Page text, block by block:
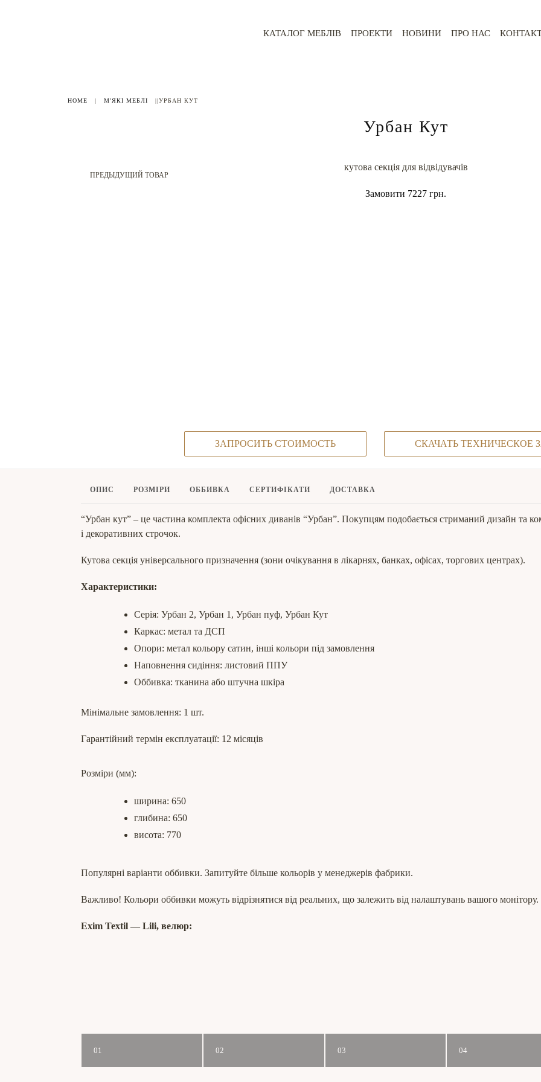
КАТАЛОГ МЕБЛІВ ПРОЕКТИ НОВИНИ ПРО НАС
HOME | М'ЯКІ МЕБЛІ ||УРБАН КУТ
Урбан Кут
ЗАПРОСИТЬ СТОИМОСТЬ СКАЧАТЬ ТЕХНИЧЕСКОЕ
ПРЕДЫДУЩИЙ ТОВАР
кутова секція для відвідувачів
Замовити 7227 грн.
ОПИС РОЗМІРИ ОББИВКА СЕРТИФІКАТИ ДОСТАВКА
“Урбан кут” – це частина комплекта офісних диванів “Урбан”. Покупцям подобається стриманий дизайн та
і декоративних строчок.
Кутова секція універсального призначення (зони очікування в лікарнях, банках, офісах, торгових центрах).
Характеристики:
Серія: Урбан 2, Урбан 1, Урбан пуф, Урбан Кут
Каркас: метал та ДСП
Опори: метал кольору сатин, інші кольори під замовлення
Наповнення сидіння: листовий ППУ
Оббивка: тканина або штучна шкіра
Мінімальне замовлення: 1 шт.
Гарантійний термін експлуатації: 12 місяців
Розміри (мм):
ширина: 650
глибина: 650
висота: 770
Популярні варіанти оббивки. Запитуйте більше кольорів у менеджерів фабрики.
Важливо! Кольори оббивки можуть відрізнятися від реальних, що залежить від налаштувань вашого монітору.
Exim Textil ― Lili, велюр:
01 02 03 04